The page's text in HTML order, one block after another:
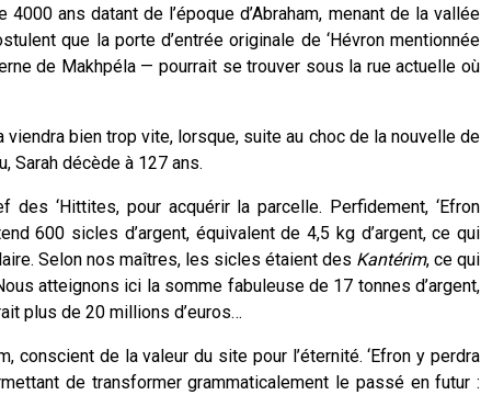
ans datant de l’époque d’Abraham, menant de la vallée
que la porte d’entrée originale de ‘Hévron mentionnée
de Makhpéla — pourrait se trouver sous la rue actuelle où
viendra bien trop vite, lorsque, suite au choc de la nouvelle de
Sarah décède à 127 ans.
des ‘Hittites, pour acquérir la parcelle. Perfidement, ‘Efron
600 sicles d’argent, équivalent de 4,5 kg d’argent, ce qui
Selon nos maîtres, les sicles étaient des Kantérim, ce qui
atteignons ici la somme fabuleuse de 17 tonnes d’argent,
plus de 20 millions d’euros…
conscient de la valeur du site pour l’éternité. ‘Efron y perdra
de transformer grammaticalement le passé en futur :